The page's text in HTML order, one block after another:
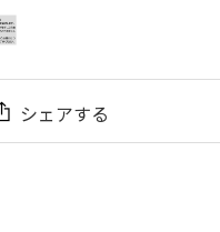
シェアする